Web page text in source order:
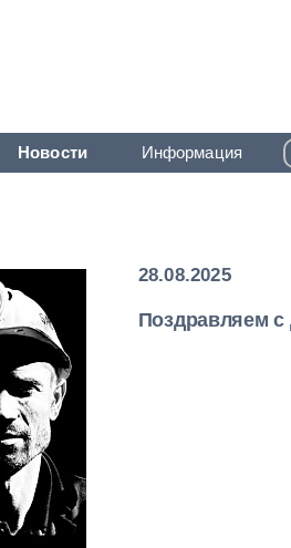
Новости Информация
28.08.2025
Поздравляем